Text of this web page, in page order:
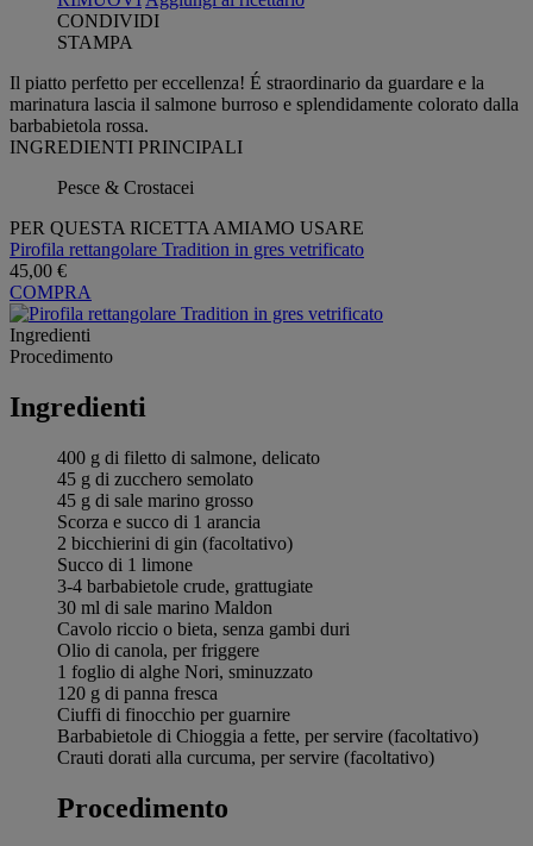
CONDIVIDI
STAMPA
Il piatto perfetto per eccellenza! É straordinario da guardare e la
marinatura lascia il salmone burroso e splendidamente colorato dalla
barbabietola rossa.
INGREDIENTI PRINCIPALI
Pesce & Crostacei
PER QUESTA RICETTA AMIAMO USARE
Pirofila rettangolare Tradition in gres vetrificato
45,00 €
COMPRA
Ingredienti
Procedimento
Ingredienti
400 g di filetto di salmone, delicato
45 g di zucchero semolato
45 g di sale marino grosso
Scorza e succo di 1 arancia
2 bicchierini di gin (facoltativo)
Succo di 1 limone
3-4 barbabietole crude, grattugiate
30 ml di sale marino Maldon
Cavolo riccio o bieta, senza gambi duri
Olio di canola, per friggere
1 foglio di alghe Nori, sminuzzato
120 g di panna fresca
Ciuffi di finocchio per guarnire
Barbabietole di Chioggia a fette, per servire (facoltativo)
Crauti dorati alla curcuma, per servire (facoltativo)
Procedimento